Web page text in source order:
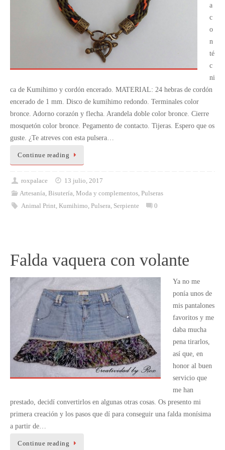
a
c
o
n
té
c
ni
ca de Kumihimo y cordón encerado. MATERIAL: 24 hebras de cordón
encerado de 1 mm. Disco de kumihimo redondo. Terminales color
bronce. Adorno corazón y flecha. Arandela doble color bronce. Cierre
mosquetón color bronce. Pegamento de contacto. Tijeras. Espero que os
guste. ¿Te atreves con esta pulsera…
Continue reading
roxpalace
13 julio, 2017
Artesanía, Bisutería, Moda y complementos, Pulseras
Animal Print, Kumihimo, Pulsera, Serpiente 0
Falda vaquera con volante
Ya no me
ponía unos de
mis pantalones
favoritos y me
daba mucha
pena tirarlos,
así que, en
honor al buen
servicio que
me han
prestado, decidí convertirlos en algunas otras cosas. Os presento mi
primera creación y los pasos que dí para conseguir una falda monísima
a partir de…
Continue reading